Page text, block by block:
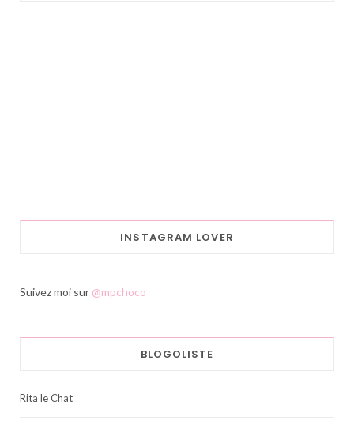
INSTAGRAM LOVER
Suivez moi sur @mpchoco
BLOGOLISTE
Rita le Chat